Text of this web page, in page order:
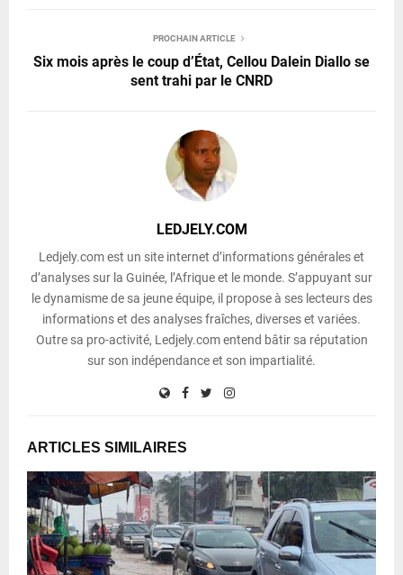
PROCHAIN ARTICLE
Six mois après le coup d’État, Cellou Dalein Diallo se
sent trahi par le CNRD
LEDJELY.COM
Ledjely.com est un site internet d’informations générales et
d’analyses sur la Guinée, l’Afrique et le monde. S’appuyant sur
le dynamisme de sa jeune équipe, il propose à ses lecteurs des
informations et des analyses fraîches, diverses et variées.
Outre sa pro-activité, Ledjely.com entend bâtir sa réputation
sur son indépendance et son impartialité.
ARTICLES SIMILAIRES